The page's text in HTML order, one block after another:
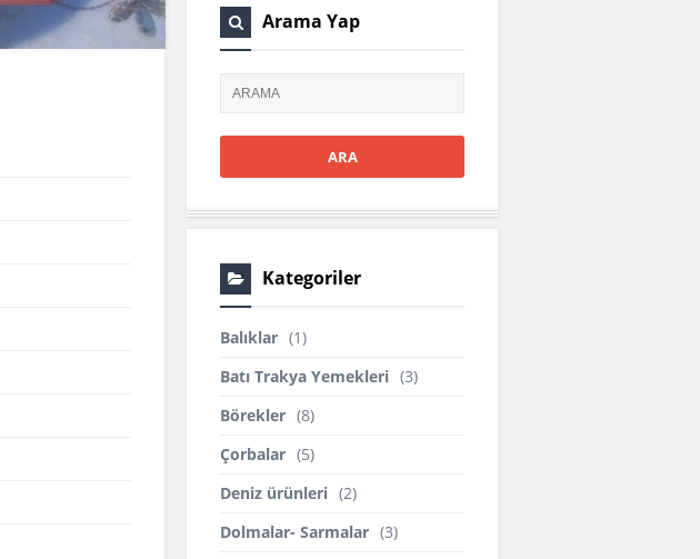
Arama Yap
Kategoriler
Balıklar (1)
Batı Trakya Yemekleri (3)
Börekler (8)
Çorbalar (5)
Deniz ürünleri (2)
Dolmalar- Sarmalar (3)